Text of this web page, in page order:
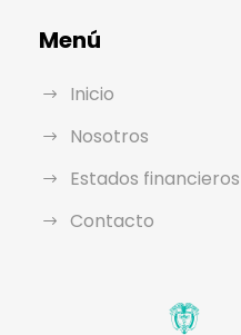
Menú
Inicio
Nosotros
Estados financieros
Contacto